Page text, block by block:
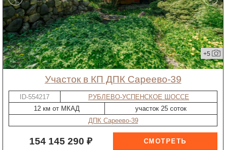
+5
участок в КП ДПК Сареево-39
ID-554217
РУБЛЕВО-УСПЕНСКОЕ ШОССЕ
12 км от МКАД
участок 25 соток
ДПК Сареево-39
154 145 290 ₽